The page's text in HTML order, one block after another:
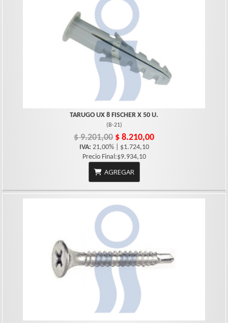
TARUGO UX 8 FISCHER X 50 U.
( B-21)
$ 9.201,00 $ 8.210,00
IVA: 21,00% | $1.724,10
Precio Final:$9.934,10
AGREGAR